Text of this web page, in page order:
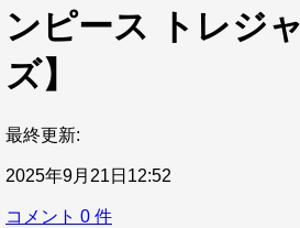
ンピース トレジ
ズ】
最終更新:
2025年9月21日12:52
コメント 0 件